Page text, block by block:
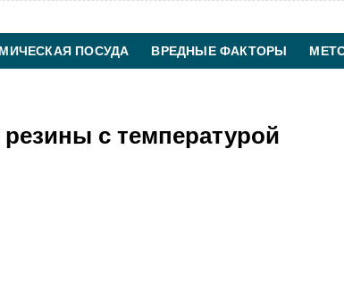
ПОСУДА ВРЕДНЫЕ ФАКТОРЫ
с температурой